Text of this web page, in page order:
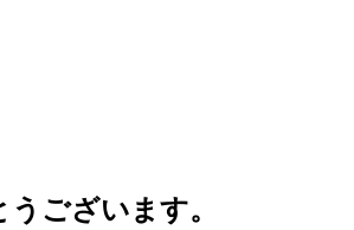
ございます。